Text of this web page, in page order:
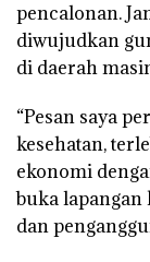
pencalonan.
diwujudkan
di daerah
“Pesan saya
kesehatan,
ekonomi
buka
dan